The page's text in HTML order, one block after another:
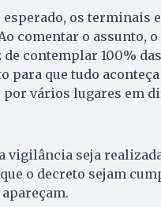
os terminais
comentar o assunto,
contemplar 100%
para que tudo
vários lugares em
vigilância seja
o decreto sejam